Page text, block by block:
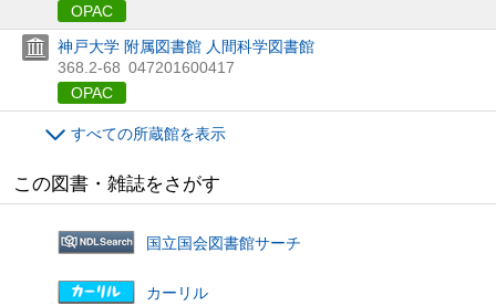
OPAC
神戸大学 附属図書館 人間科学図書館
368.2-68 047201600417
OPAC
すべての所蔵館を表示
この図書・雑誌をさがす
国立国会図書館サーチ
カーリル